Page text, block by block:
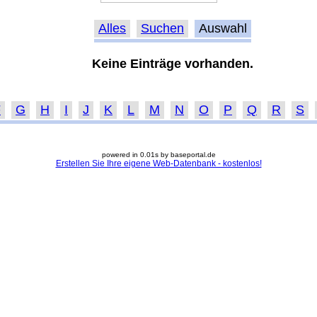
Alles Suchen Auswahl
Keine Einträge vorhanden.
G H I J K L M N O P Q R S
powered in 0.01s by baseportal.de
Erstellen Sie Ihre eigene Web-Datenbank - kostenlos!